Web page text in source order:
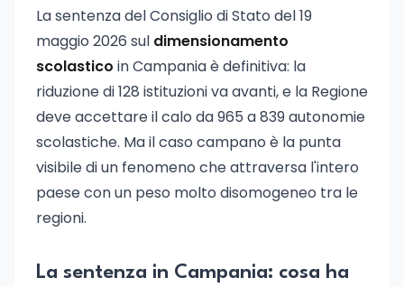
La sentenza del Consiglio di Stato del 19
maggio 2026 sul dimensionamento
scolastico in Campania è definitiva: la
riduzione di 128 istituzioni va avanti, e la Regione
deve accettare il calo da 965 a 839 autonomie
scolastiche. Ma il caso campano è la punta
visibile di un fenomeno che attraversa l'intero
paese con un peso molto disomogeneo tra le
regioni.
La sentenza in Campania: cosa ha